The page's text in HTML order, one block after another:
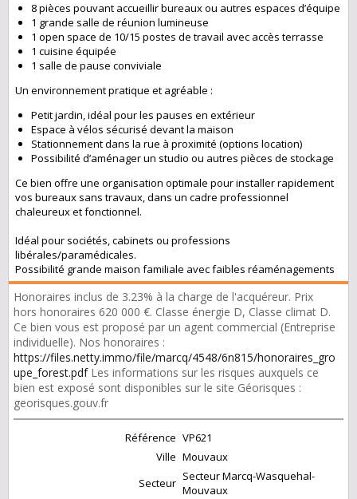
8 pièces pouvant accueillir bureaux ou autres espaces d’équipe
1 grande salle de réunion lumineuse
1 open space de 10/15 postes de travail avec accès terrasse
1 cuisine équipée
1 salle de pause conviviale
Un environnement pratique et agréable :
Petit jardin, idéal pour les pauses en extérieur
Espace à vélos sécurisé devant la maison
Stationnement dans la rue à proximité (options location)
Possibilité d’aménager un studio ou autres pièces de stockage
Ce bien offre une organisation optimale pour installer rapidement
vos bureaux sans travaux, dans un cadre professionnel
chaleureux et fonctionnel.
Idéal pour sociétés, cabinets ou professions
libérales/paramédicales.
Possibilité grande maison familiale avec faibles réaménagements
Honoraires inclus de 3.23% à la charge de l'acquéreur. Prix
hors honoraires 620 000 €. Classe énergie D, Classe climat D.
Ce bien vous est proposé par un agent commercial (Entreprise
individuelle). Nos honoraires :
https://files.netty.immo/file/marcq/4548/6n815/honoraires_gro
upe_forest.pdfLes informations sur les risques auxquels ce
bien est exposé sont disponibles sur le site Géorisques :
georisques.gouv.fr
Référence VP621
Ville Mouvaux
Secteur Secteur Marcq-Wasquehal-
Mouvaux